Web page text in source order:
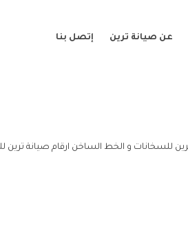
عن صيانة ترين إتصل بنا
للسخانات و الخط الساخن ارقام صيانة ترين